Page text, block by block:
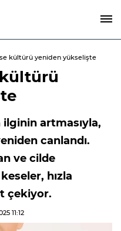
kültürü yeniden yükselişte
ilginin artmasıyla,
canlandı.
ve cilde
hızla
çekiyor.
11:12